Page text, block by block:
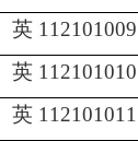
英 112101009
英 112101010
英 112101011